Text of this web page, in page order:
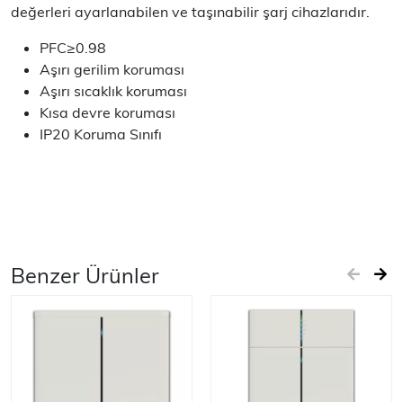
değerleri ayarlanabilen ve taşınabilir şarj cihazlarıdır.
PFC≥0.98
Aşırı gerilim koruması
Aşırı sıcaklık koruması
Kısa devre koruması
IP20 Koruma Sınıfı
Benzer Ürünler